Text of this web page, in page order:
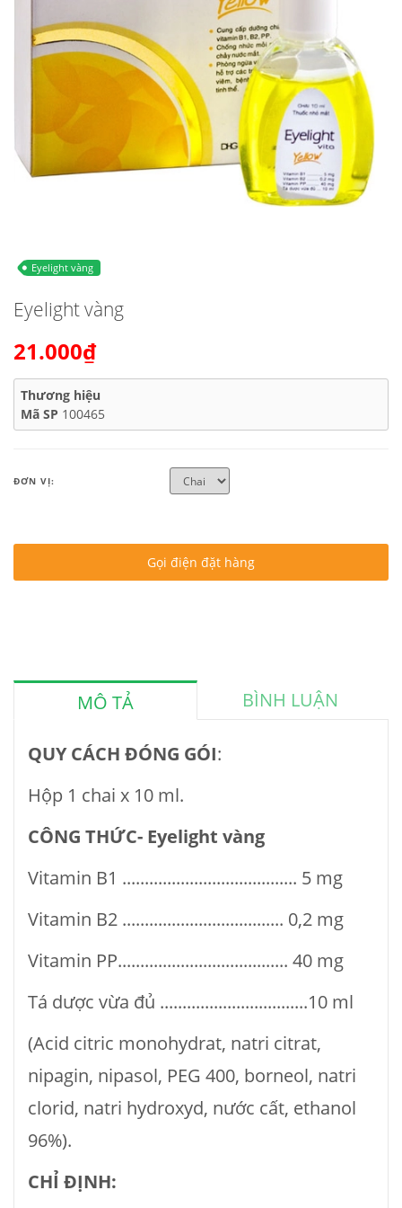
Eyelight vàng
Eyelight vàng
21.000₫
Thương hiệu
Mã SP 100465
ĐƠN VỊ:
Gọi điện đặt hàng
MÔ TẢ BÌNH LUẬN
QUY CÁCH ĐÓNG GÓI:
Hộp 1 chai x 10 ml.
CÔNG THỨC- Eyelight vàng
Vitamin B1 ....................................... 5 mg
Vitamin B2 .................................... 0,2 mg
Vitamin PP...................................... 40 mg
Tá dược vừa đủ .................................10 ml
(Acid citric monohydrat, natri citrat,
nipagin, nipasol, PEG 400, borneol, natri
clorid, natri hydroxyd, nước cất, ethanol
96%).
CHỈ ĐỊNH: